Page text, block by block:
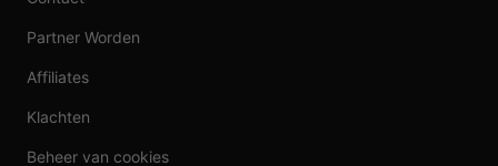
Partner Worden
Affiliates
Klachten
Beheer van cookies